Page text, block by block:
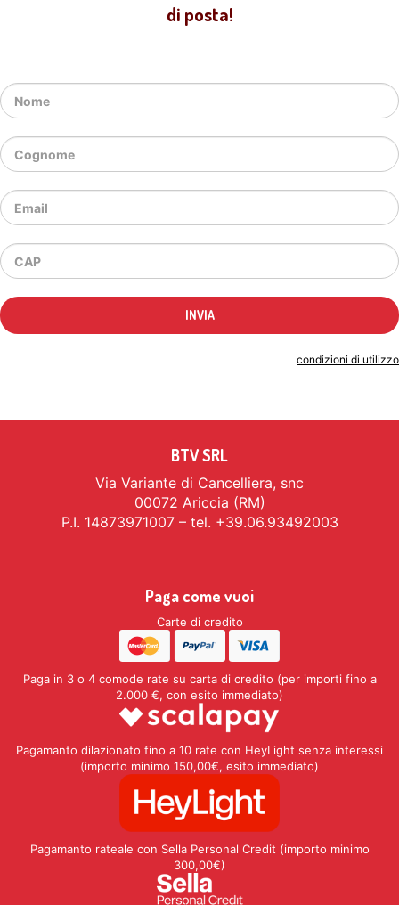
di posta!
condizioni di utilizzo
BTV SRL
Via Variante di Cancelliera, snc
00072 Ariccia (RM)
P.I. 14873971007 – tel. +39.06.93492003
Paga come vuoi
Carte di credito
Paga in 3 o 4 comode rate su carta di credito (per importi fino a
2.000 €, con esito immediato)
Pagamanto dilazionato fino a 10 rate con HeyLight senza interessi
(importo minimo 150,00€, esito immediato)
Pagamanto rateale con Sella Personal Credit (importo minimo
300,00€)